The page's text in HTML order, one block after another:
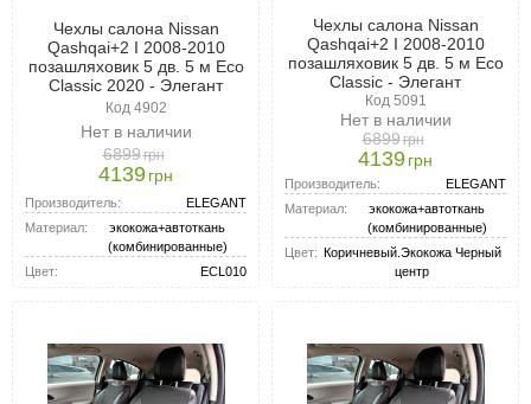
Чехлы салона Nissan
Qashqai+2 I 2008-2010
позашляховик 5 дв. 5 м Eco
Classic 2020 - Элегант
Код 4902
Нет в наличии
6899грн
4139грн
Производитель:
ELEGANT
Материал:
экокожа+автоткань
(комбинированные)
Цвет:
ECL010
Чехлы салона Nissan
Qashqai+2 I 2008-2010
позашляховик 5 дв. 5 м Eco
Classic - Элегант
Код 5091
Нет в наличии
6899грн
4139грн
Производитель:
ELEGANT
Материал:
экокожа+автоткань
(комбинированные)
Цвет: Коричневый.Экокожа Черный
центр